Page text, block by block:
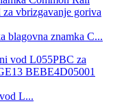
blagovna znamka C...
L...